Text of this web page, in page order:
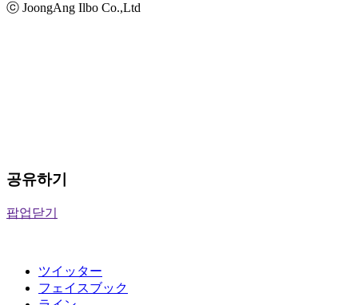
ⓒ JoongAng Ilbo Co.,Ltd
공유하기
팝업닫기
ツイッター
フェイスブック